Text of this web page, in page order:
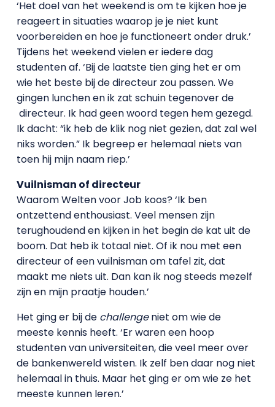
‘Het doel van het weekend is om te kijken hoe je
reageert in situaties waarop je je niet kunt
voorbereiden en hoe je functioneert onder druk.’
Tijdens het weekend vielen er iedere dag
studenten af. ‘Bij de laatste tien ging het er om
wie het beste bij de directeur zou passen. We
gingen lunchen en ik zat schuin tegenover de
directeur. Ik had geen woord tegen hem gezegd.
Ik dacht: “ik heb de klik nog niet gezien, dat zal wel
niks worden.” Ik begreep er helemaal niets van
toen hij mijn naam riep.’
Vuilnisman of directeur
Waarom Welten voor Job koos? ‘Ik ben
ontzettend enthousiast. Veel mensen zijn
terughoudend en kijken in het begin de kat uit de
boom. Dat heb ik totaal niet. Of ik nou met een
directeur of een vuilnisman om tafel zit, dat
maakt me niets uit. Dan kan ik nog steeds mezelf
zijn en mijn praatje houden.’
Het ging er bij de challengeniet om wie de
meeste kennis heeft. ‘Er waren een hoop
studenten van universiteiten, die veel meer over
de bankenwereld wisten. Ik zelf ben daar nog niet
helemaal in thuis. Maar het ging er om wie ze het
meeste kunnen leren.’